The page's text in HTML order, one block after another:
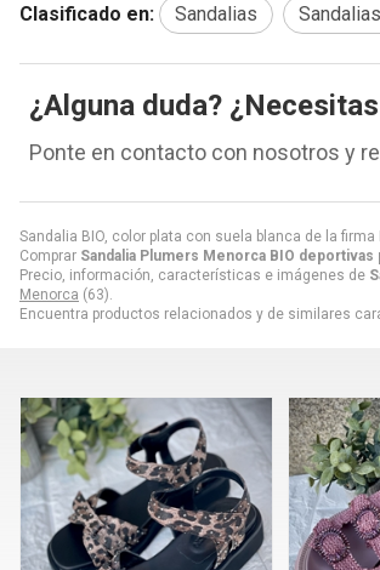
Sandalia BIO, color plata con suela blanca de la firma
Comprar Sandalia Plumers Menorca BIO deportivas
Precio, información, características e imágenes de
Menorca (63).
Encuentra productos relacionados y de similares
Clasificado en: Sandalias
¿Alguna duda?
Ponte en contacto con nosotros y